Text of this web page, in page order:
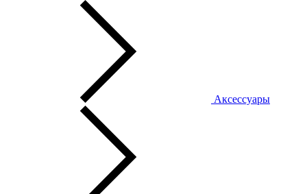
Аксессуары